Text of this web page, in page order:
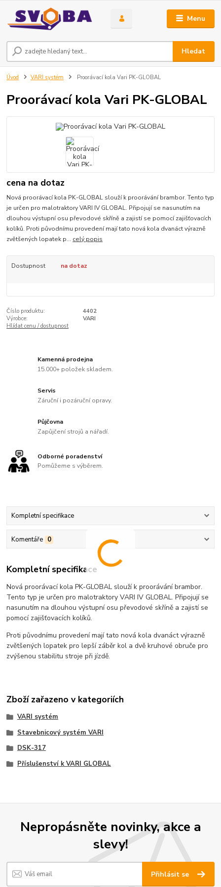
Menu
Hledat
Úvod VARI systém Proorávací kola Vari PK-GLOBAL
Proorávací kola Vari PK-GLOBAL
cena na dotaz
Nová proorávací kola PK-GLOBAL slouží k proorávání brambor. Tento typ
je určen pro malotraktory VARI IV GLOBAL. Připojují se nasunutím na
dlouhou výstupní osu převodové skříně a zajistí se pomocí zajišťovacích
kolíků. Proti původnímu provedení mají tato nová kola dvanáct výrazně
zvětšených lopatek p... celý popis
Dostupnost na dotaz
Číslo produktu:
4402
Výrobce:
VARI
Hlídat cenu / dostupnost
Kamenná prodejna
15.000+ položek skladem.
Servis
Záruční i pozáruční opravy.
Půjčovna
Zapůjčení strojů a nářadí.
Odborné poradenství
Pomůžeme s výběrem.
Kompletní specifikace
Komentáře 0
Kompletní specifikace
Nová proorávací kola PK-GLOBAL slouží k proorávání brambor.
Tento typ je určen pro malotraktory VARI IV GLOBAL. Připojují se
nasunutím na dlouhou výstupní osu převodové skříně a zajistí se
pomocí zajišťovacích kolíků.
Proti původnímu provedení mají tato nová kola dvanáct výrazně
zvětšených lopatek pro lepší záběr kol a dvě kruhové obruče pro
zvýšenou stabilitu stroje při jízdě.
Zboží zařazeno v kategoriích
VARI systém
Stavebnicový systém VARI
DSK-317
Příslušenství k VARI GLOBAL
Nepropásněte novinky, akce a
slevy!
Přihlásit se